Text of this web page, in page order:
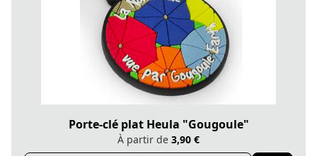
Porte-clé plat Heula "Gougoule"
À partir de 3,90 €